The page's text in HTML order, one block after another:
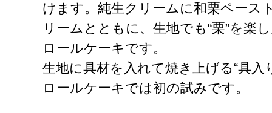
けます。純生クリームに和栗ペース
リームとともに、生地でも“栗”を楽
ロールケーキです。
生地に具材を入れて焼き上げる“具入
ロールケーキでは初の試みです。